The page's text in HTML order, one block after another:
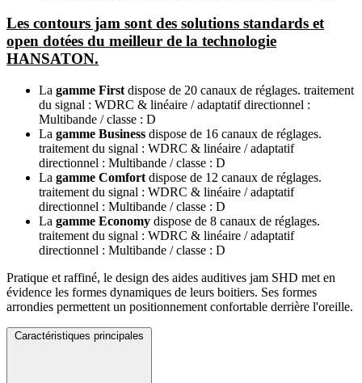
Les contours jam sont des solutions standards et
open dotées du meilleur de la technologie
HANSATON.
La gamme First dispose de 20 canaux de réglages. traitement
du signal : WDRC & linéaire / adaptatif directionnel :
Multibande / classe : D
La gamme Business dispose de 16 canaux de réglages.
traitement du signal : WDRC & linéaire / adaptatif
directionnel : Multibande / classe : D
La gamme Comfort dispose de 12 canaux de réglages.
traitement du signal : WDRC & linéaire / adaptatif
directionnel : Multibande / classe : D
La gamme Economy dispose de 8 canaux de réglages.
traitement du signal : WDRC & linéaire / adaptatif
directionnel : Multibande / classe : D
Pratique et raffiné, le design des aides auditives jam SHD met en
évidence les formes dynamiques de leurs boitiers. Ses formes
arrondies permettent un positionnement confortable derrière l'oreille.
Caractéristiques principales